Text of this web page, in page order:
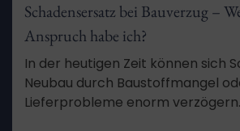
Schadensersatz bei Bauverzug –
Anspruch habe ich?
In der heutigen Zeit können sich
Neubau durch Baustoffmangel
Lieferprobleme enorm